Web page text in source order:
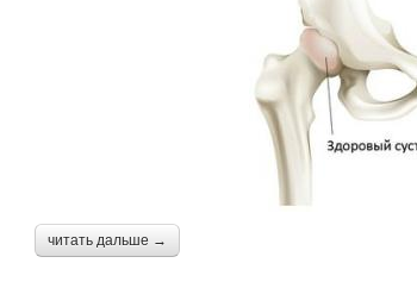
читать дальше →